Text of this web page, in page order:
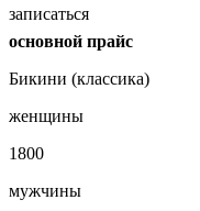
записаться
основной прайс
Бикини (классика)
женщины
1800
мужчины